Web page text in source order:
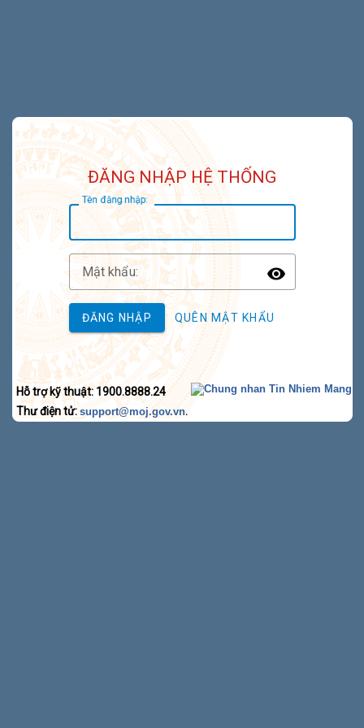
ĐĂNG NHẬP HỆ THỐNG
Tên đăng nhập:
Mật khẩu:
Toggle
ĐĂNG NHẬP QUÊN MẬT KHẨU
Hỗ trợ kỹ thuật: 1900.8888.24
Thư điện tử: support@moj.gov.vn.